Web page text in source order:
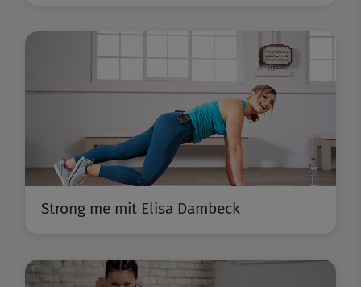
Strong me mit Elisa Dambeck